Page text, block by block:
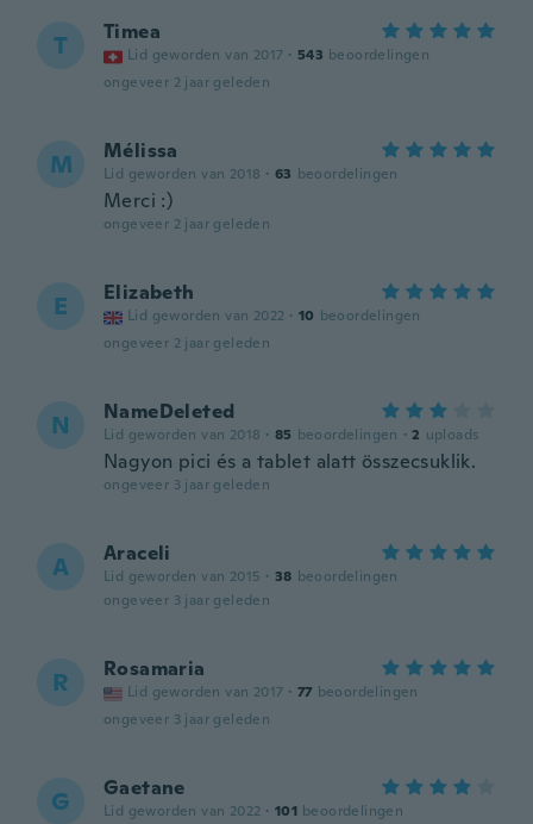
T Timea
Lid geworden van 2017 · 543 beoordelingen
ongeveer 2 jaar geleden
M Mélissa
Lid geworden van 2018 · 63 beoordelingen
Merci :)
ongeveer 2 jaar geleden
E Elizabeth
Lid geworden van 2022 · 10 beoordelingen
ongeveer 2 jaar geleden
N NameDeleted
Lid geworden van 2018 · 85 beoordelingen · 2 uploads
Nagyon pici és a tablet alatt összecsuklik.
ongeveer 3 jaar geleden
A Araceli
Lid geworden van 2015 · 38 beoordelingen
ongeveer 3 jaar geleden
R Rosamaria
Lid geworden van 2017 · 77 beoordelingen
ongeveer 3 jaar geleden
G Gaetane
Lid geworden van 2022 · 101 beoordelingen